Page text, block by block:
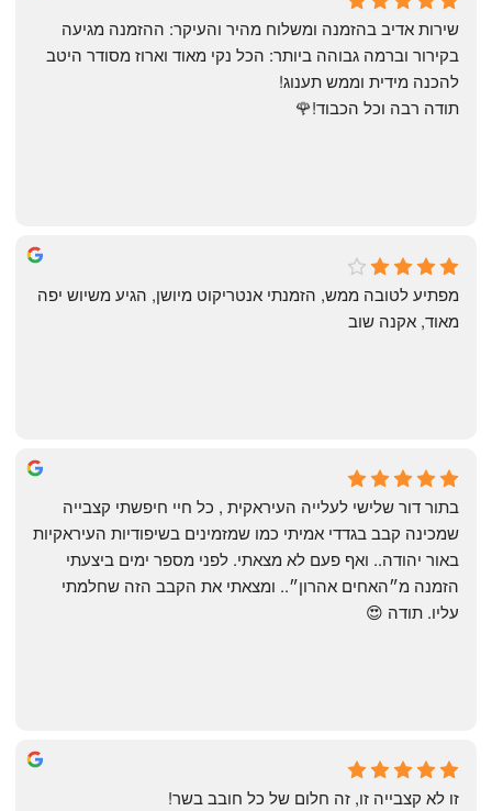
a month ago
michal gottfried
4 months ago
להכנה מידית וממש תענוג!
תודה רבה וכל הכבוד!🌹
שי
4 months ago
מאוד, אקנה שוב
Yonatan Menashe
6 months ago
עליו. תודה 😍
זו לא קצבייה זו, זה חלום של כל חובב בשר!